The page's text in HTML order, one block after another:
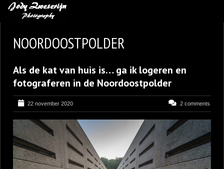
BLOG
LEREN VAN KUNST
BENCE MATE FOTOHUTTEN
OVER MIJ
CONTACT
NOORDOOSTPOLDER
Als de kat van huis is… ga ik logeren en
fotograferen in de Noordoostpolder
22 november 2020 2 comments